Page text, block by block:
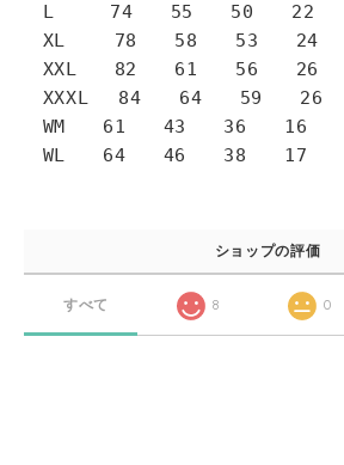
L 74 55 50 22
XL 78 58 53 24
XXL 82 61 56 26
XXXL 84 64 59 26
WM 61 43 36 16
WL 64 46 38 17
ショップの評価
すべて 8 0